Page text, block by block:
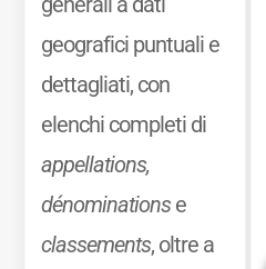
geografici puntuali e
dettagliati, con
elenchi completi di
appellations,
dénominationse
classements, oltre a